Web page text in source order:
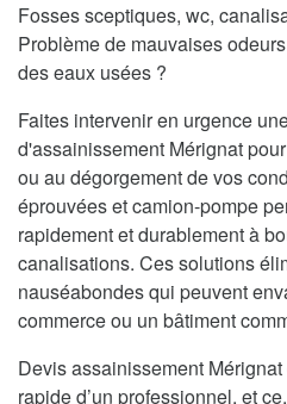
Fosses sceptiques, wc,
Problème de mauvaises
des eaux usées ?
Faites intervenir en urgence
d'assainissement Mérignat
ou au dégorgement de vos
éprouvées et camion-pompe
rapidement et durablement à
canalisations. Ces solutions
nauséabondes qui peuvent
commerce ou un bâtiment
Devis assainissement
rapide d’un professionnel, et